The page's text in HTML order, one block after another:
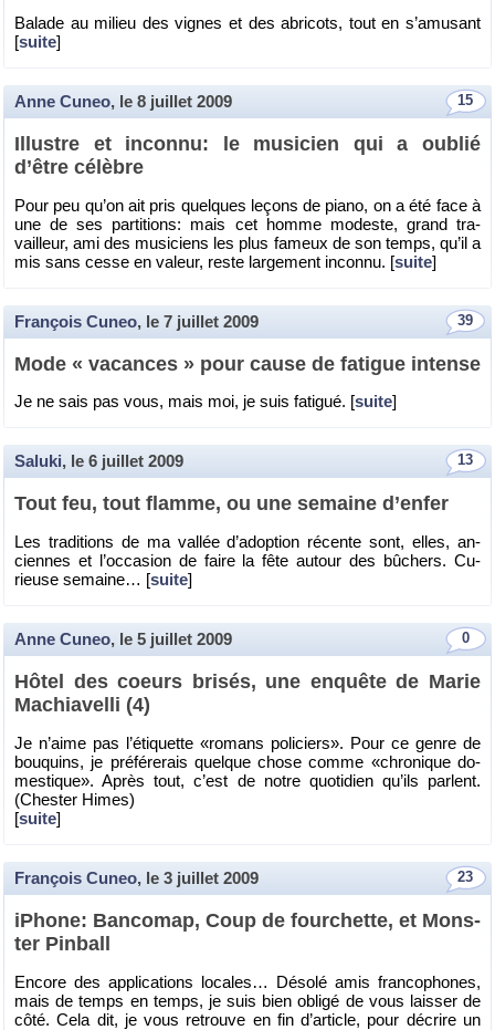
Ba­lade au mi­lieu des vignes et des abri­cots, tout en s’amu­sant
[suite]
15
Anne Cuneo, le 8 juillet 2009
Illustre et in­connu: le mu­si­cien qui a ou­blié
d’être cé­lèbre
Pour peu qu’on ait pris quelques le­çons de piano, on a été face à
une de ses par­ti­tions: mais cet homme mo­deste, grand tra­
vailleur, ami des mu­si­ciens les plus fa­meux de son temps, qu’il a
mis sans cesse en va­leur, reste lar­ge­ment in­connu. [suite]
39
François Cuneo, le 7 juillet 2009
Mode « va­cances » pour cause de fa­tigue in­tense
Je ne sais pas vous, mais moi, je suis fa­ti­gué. [suite]
13
Saluki, le 6 juillet 2009
Tout feu, tout flamme, ou une se­maine d’en­fer
Les tra­di­tions de ma val­lée d’adop­tion ré­cente sont, elles, an­
ciennes et l’oc­ca­sion de faire la fête au­tour des bû­chers. Cu­
rieuse se­maine… [suite]
0
Anne Cuneo, le 5 juillet 2009
Hôtel des coeurs bri­sés, une en­quête de Marie
Ma­chia­velli (4)
Je n’aime pas l’éti­quette «ro­mans po­li­ciers». Pour ce genre de
bou­quins, je pré­fé­re­rais quelque chose comme «chro­nique do­
mes­tique». Après tout, c’est de notre quo­ti­dien qu’ils parlent.
(Ches­ter Himes)
[suite]
23
François Cuneo, le 3 juillet 2009
iPhone: Ban­co­map, Coup de four­chette, et Mons­
ter Pin­ball
En­core des ap­pli­ca­tions lo­cales… Dé­solé amis fran­co­phones,
mais de temps en temps, je suis bien obligé de vous lais­ser de
côté. Cela dit, je vous re­trouve en fin d’ar­ticle, pour dé­crire un